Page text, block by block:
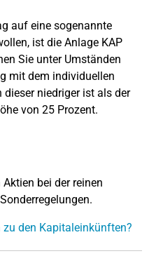
auf eine sogenannte
ist die Anlage KAP
Sie unter Umständen
mit dem individuellen
dieser niedriger ist als der
von 25 Prozent.
bei der reinen
den Kapitaleinkünften?